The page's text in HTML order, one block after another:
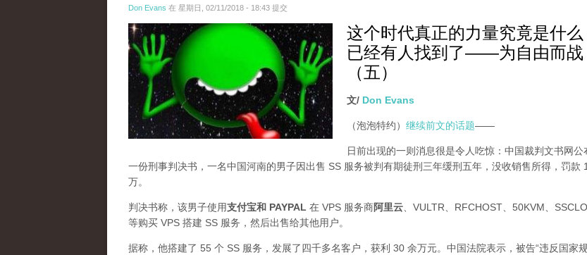
Don Evans 在 星期日, 02/11/2018 - 18:43 提交
wechatimg1429.jpeg
这个时代真正的力量究竟是什么
已经有人找到了——为自由而战
（五）
文/ Don Evans
（泡泡特约） 继续前文的话题——
日前出现的一则消息很是令人吃惊：中国裁判文书网公
一份刑事判决书，一名中国河南的男子因出售 SS 服务被判有期徒刑三年缓刑五年，没收销售所得，罚款
万。
判决书称，该男子使用支付宝和 PAYPAL 在 VPS 服务商阿里云 、VULTR、RFCHOST、50KVM、
等购买 VPS 搭建 SS 服务，然后出售给其他用户。
据称，他搭建了 55 个 SS 服务，发展了四千多名客户，获利 30 余万元。中国法院表示，被告“违反国家规